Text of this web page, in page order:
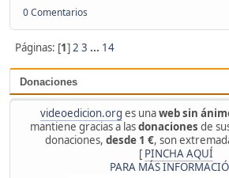
Donaciones
videoedicion.org es unaweb sin
mantiene gracias a lasdonaciones de
donaciones, desde 1 €, son
[ PINCHA AQUÍ
PARA MÁS
0 Comentarios
Páginas: [1]2 3 ... 14